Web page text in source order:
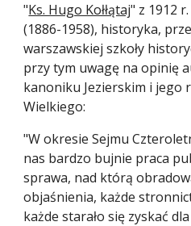
"Ks. Hugo Kołłątaj" z 1912
(1886-1958), historyka,
warszawskiej szkoły
przy tym uwagę na opinię
kanoniku Jezierskim i jego
Wielkiego:
"W okresie Sejmu
nas bardzo bujnie praca
sprawa, nad którą
objaśnienia, każde
każde starało się zyskać